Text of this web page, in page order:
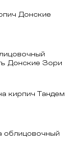
Донские
Донские Зори
кирпич Тандем
облицовочный